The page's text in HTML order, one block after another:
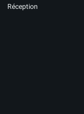
Réception